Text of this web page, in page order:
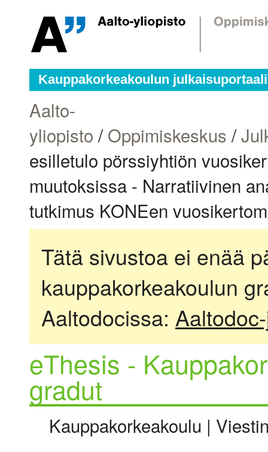
Kauppakorkeakoulun julkaisuportaali
Aalto-
yliopisto /Oppimiskeskus /
esilletulo pörssiyhtiön
muutoksissa - Narratiivinen
tutkimus KONEen
Tätä sivustoa ei enää
kauppakorkeakoulun
Aaltodocissa:
eThesis -
gradut
Kauppakorkeakoulu |